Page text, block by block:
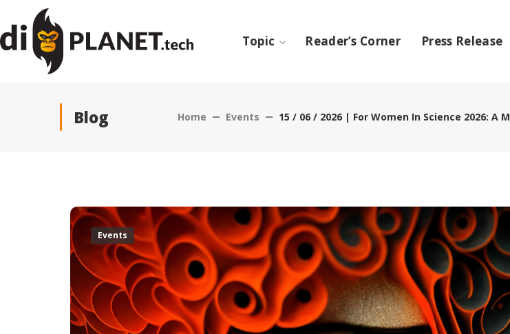
Topic Reader’s Corner Press Release
Blog Home Events 15 / 06 / 2026 | For Women In Science 2026: A
Events